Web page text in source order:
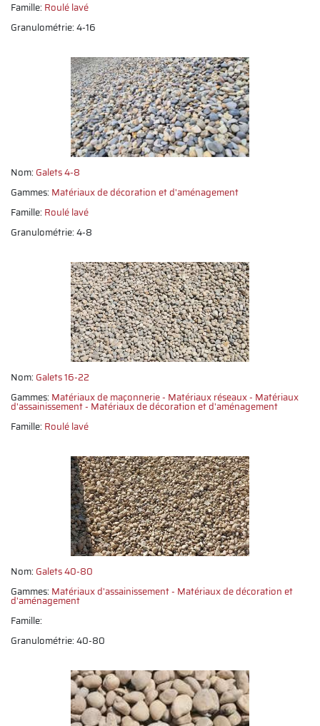
Famille: Roulé lavé
Granulométrie: 4-16
Nom: Galets 4-8
Gammes: Matériaux de décoration et d'aménagement
Famille: Roulé lavé
Granulométrie: 4-8
Nom: Galets 16-22
Gammes: Matériaux de maçonnerie Matériaux réseaux Matériaux
d'assainissement
Matériaux de décoration et d'aménagement
Famille: Roulé lavé
Nom: Galets 40-80
Gammes: Matériaux d'assainissement Matériaux de décoration et
d'aménagement
Famille:
Granulométrie: 40-80